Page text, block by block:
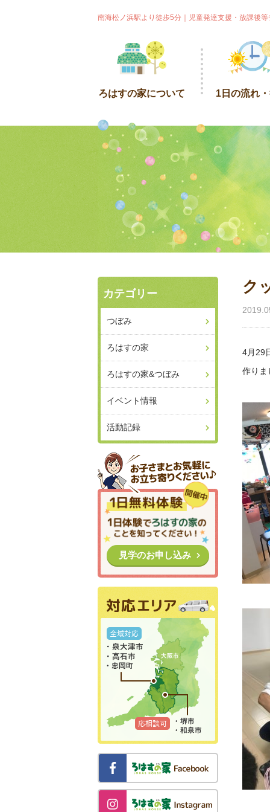
南海松ノ浜駅より徒歩5分｜児童発達支援・放課後
ろはすの家について 1日の流れ
ク
4月29
作りま
カテゴリー
つぼみ
ろはすの家
ろはすの家&つぼみ
イベント情報
活動記録
見学のお申し込み